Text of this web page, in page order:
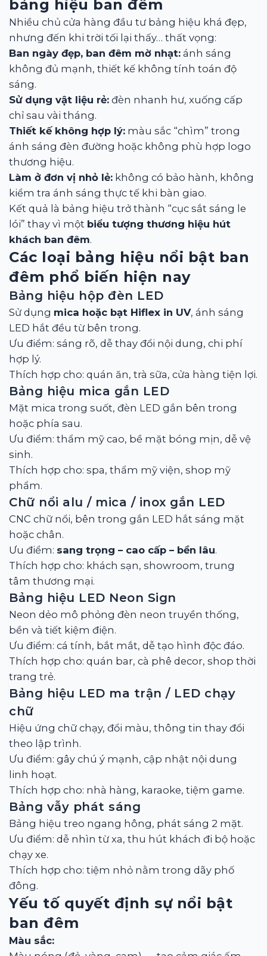
bảng hiệu ban đêm
Nhiều chủ cửa hàng đầu tư bảng hiệu khá đẹp,
nhưng đến khi trời tối lại thấy… thất vọng:
Ban ngày đẹp, ban đêm mờ nhạt: ánh sáng
không đủ mạnh, thiết kế không tính toán độ
sáng.
Sử dụng vật liệu rẻ: đèn nhanh hư, xuống cấp
chỉ sau vài tháng.
Thiết kế không hợp lý: màu sắc “chìm” trong
ánh sáng đèn đường hoặc không phù hợp logo
thương hiệu.
Làm ở đơn vị nhỏ lẻ: không có bảo hành, không
kiểm tra ánh sáng thực tế khi bàn giao.
Kết quả là bảng hiệu trở thành “cục sắt sáng le
lói” thay vì một biểu tượng thương hiệu hút
khách ban đêm.
Các loại bảng hiệu nổi bật ban
đêm phổ biến hiện nay
Bảng hiệu hộp đèn LED
Sử dụng mica hoặc bạt Hiflex in UV, ánh sáng
LED hắt đều từ bên trong.
Ưu điểm: sáng rõ, dễ thay đổi nội dung, chi phí
hợp lý.
Thích hợp cho: quán ăn, trà sữa, cửa hàng tiện lợi.
Bảng hiệu mica gắn LED
Mặt mica trong suốt, đèn LED gắn bên trong
hoặc phía sau.
Ưu điểm: thẩm mỹ cao, bề mặt bóng mịn, dễ vệ
sinh.
Thích hợp cho: spa, thẩm mỹ viện, shop mỹ
phẩm.
Chữ nổi alu / mica / inox gắn LED
CNC chữ nổi, bên trong gắn LED hắt sáng mặt
hoặc chân.
Ưu điểm: sang trọng – cao cấp – bền lâu.
Thích hợp cho: khách sạn, showroom, trung
tâm thương mại.
Bảng hiệu LED Neon Sign
Neon dẻo mô phỏng đèn neon truyền thống,
bền và tiết kiệm điện.
Ưu điểm: cá tính, bắt mắt, dễ tạo hình độc đáo.
Thích hợp cho: quán bar, cà phê decor, shop thời
trang trẻ.
Bảng hiệu LED ma trận / LED chạy
chữ
Hiệu ứng chữ chạy, đổi màu, thông tin thay đổi
theo lập trình.
Ưu điểm: gây chú ý mạnh, cập nhật nội dung
linh hoạt.
Thích hợp cho: nhà hàng, karaoke, tiệm game.
Bảng vẫy phát sáng
Bảng hiệu treo ngang hông, phát sáng 2 mặt.
Ưu điểm: dễ nhìn từ xa, thu hút khách đi bộ hoặc
chạy xe.
Thích hợp cho: tiệm nhỏ nằm trong dãy phố
đông.
Yếu tố quyết định sự nổi bật
ban đêm
Màu sắc: